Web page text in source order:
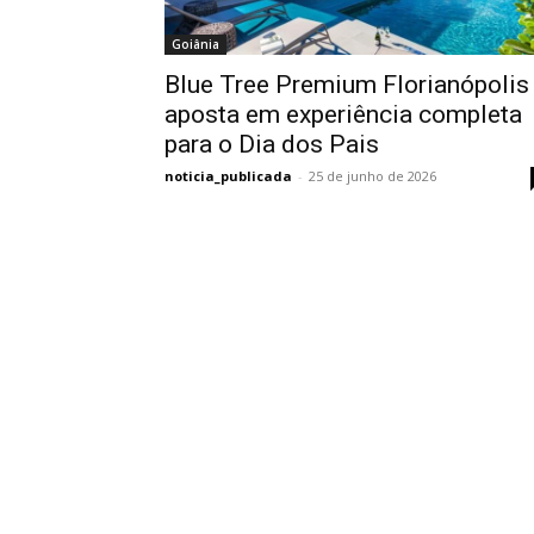
Goiânia
Blue Tree Premium Florianópolis
aposta em experiência completa
para o Dia dos Pais
noticia_publicada - 25 de junho de 2026